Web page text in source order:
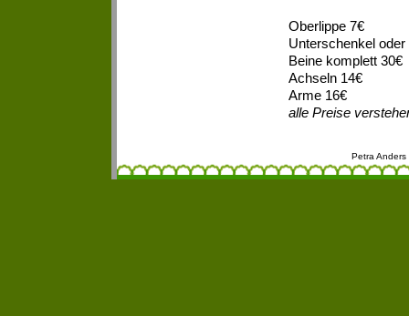
Oberlippe 7€
Unterschenkel
Beine komplett 30€
Achseln 14€
Arme 16€
alle Preise
Petra Anders